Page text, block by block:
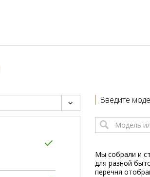
Введите
Мы собрали и
для разной
перечня